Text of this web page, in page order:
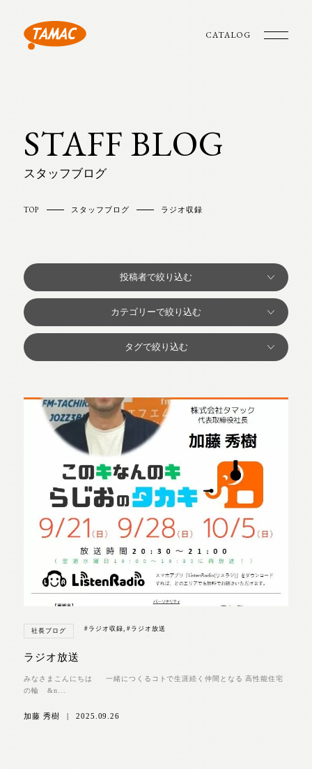
CATALOG
STAFF BLOG
スタッフブログ
TOP スタッフブログ ラジオ収録
社長ブログ #ラジオ収録,#ラジオ放送
ラジオ放送
みなさまこんにちは 一緒につくるコトで生涯続く仲間となる 高性能住宅
の輪 &n...
加藤 秀樹 | 2025.09.26